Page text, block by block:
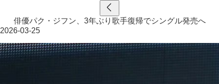
俳優パク・ジフン、3年ぶり歌手復帰でシングル発売へ
2026-03-25